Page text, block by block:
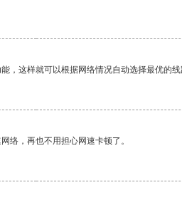
这样就可以根据网络情况自动选择最优的线
络，再也不用担心网速卡顿了。